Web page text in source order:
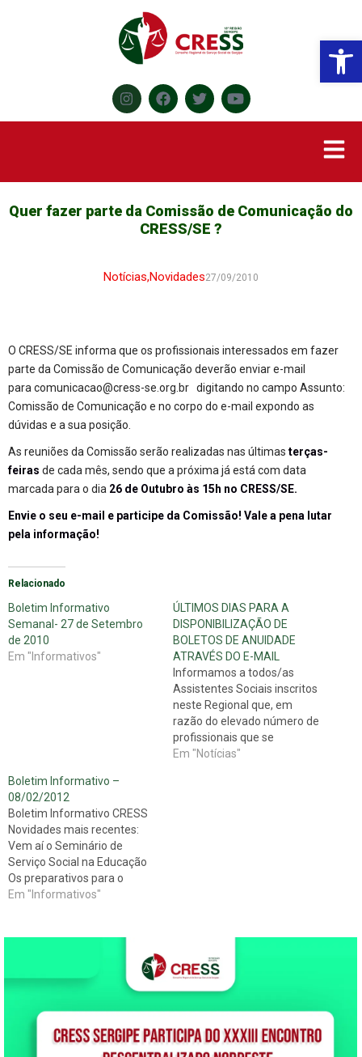
Quer fazer parte da Comissão de Comunicação do
CRESS/SE ?
Notícias,Novidades27/09/2010
O CRESS/SE informa que os profissionais interessados em fazer
parte da Comissão de Comunicação deverão enviar e-mail
para comunicacao@cress-se.org.br digitando no campo Assunto:
Comissão de Comunicação e no corpo do e-mail expondo as
dúvidas e a sua posição.
As reuniões da Comissão serão realizadas nas últimas terças-
feiras de cada mês, sendo que a próxima já está com data
marcada para o dia 26 de Outubro às 15h no CRESS/SE.
Envie o seu e-mail e participe da Comissão! Vale a pena lutar
pela informação!
Relacionado
Boletim Informativo
Semanal- 27 de Setembro
de 2010
Em "Informativos"
ÚLTIMOS DIAS PARA A
DISPONIBILIZAÇÃO DE
BOLETOS DE ANUIDADE
ATRAVÉS DO E-MAIL
Informamos a todos/as
Assistentes Sociais inscritos
neste Regional que, em
razão do elevado número de
profissionais que se
utilizaram deste serviço e,
Em "Notícias"
Boletim Informativo –
08/02/2012
Boletim Informativo CRESS
Novidades mais recentes:
Vem aí o Seminário de
Serviço Social na Educação
Os preparativos para o
Seminário Nacional de
Maceió, a comissão
organizadora do evento,
representantes do CRESS-
Em "Informativos"